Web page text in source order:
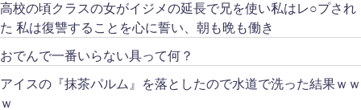
高校の頃クラスの女がイジメの延長で兄を使い私はレ○プされ
た 私は復讐することを心に誓い、朝も晩も働き
おでんで一番いらない具って何？
アイスの『抹茶パルム』を落としたので水道で洗った結果ｗｗ
ｗ